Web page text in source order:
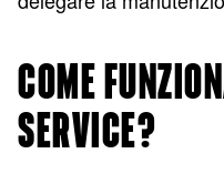
COME
SERVICE?